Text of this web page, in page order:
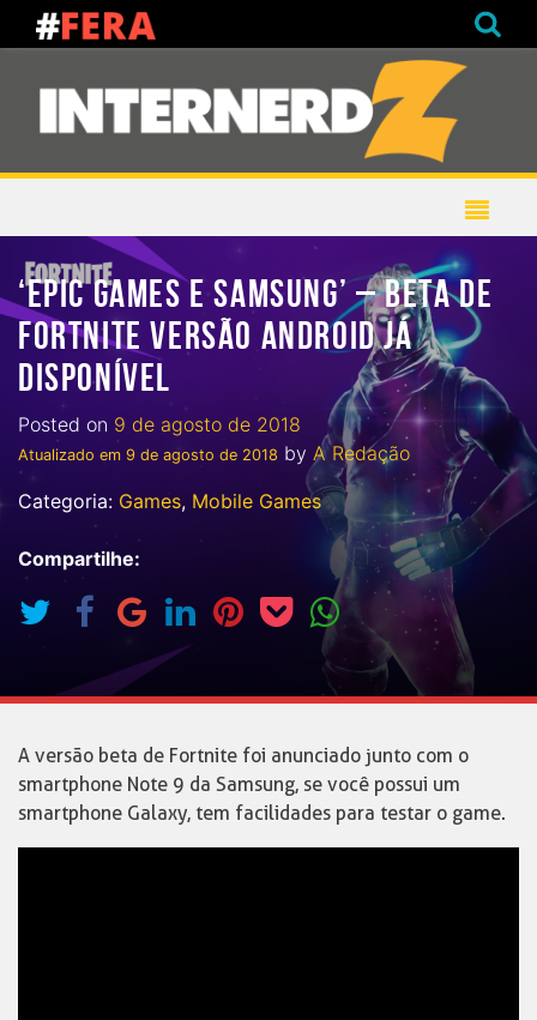
‘EPIC GAMES E SAMSUNG’ – BETA DE
FORTNITE VERSÃO ANDROID JÁ
DISPONÍVEL
Posted on 9 de agosto de 2018
Atualizado em 9 de agosto de 2018 by A Redação
Categoria: Games, Mobile Games
Compartilhe:
A versão beta de Fortnite foi anunciado junto com o
smartphone Note 9 da Samsung, se você possui um
smartphone Galaxy, tem facilidades para testar o game.